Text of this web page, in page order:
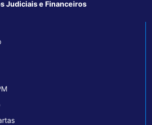
Judiciais e Financeiros